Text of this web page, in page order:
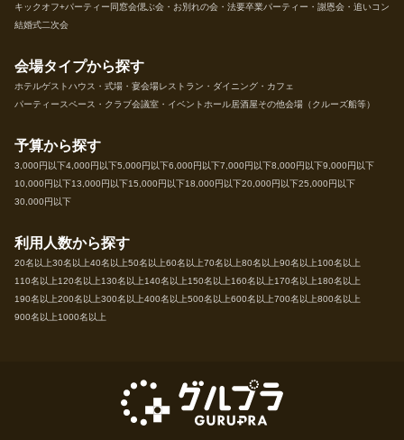
キックオフ+パーティー 同窓会偲ぶ会・お別れの会・法要卒業パーティー・謝恩会・追いコン
結婚式二次会
会場タイプから探す
ホテルゲストハウス・式場・宴会場レストラン・ダイニング・カフェ
パーティースペース・クラブ会議室・イベントホール居酒屋その他会場（クルーズ船等）
予算から探す
3,000円以下4,000円以下5,000円以下6,000円以下7,000円以下8,000円以下9,000円以下
10,000円以下13,000円以下15,000円以下18,000円以下20,000円以下25,000円以下
30,000円以下
利用人数から探す
20名以上30名以上40名以上50名以上60名以上70名以上80名以上90名以上100名以上
110名以上120名以上130名以上140名以上150名以上160名以上170名以上180名以上
190名以上200名以上300名以上400名以上500名以上600名以上700名以上800名以上
900名以上1000名以上